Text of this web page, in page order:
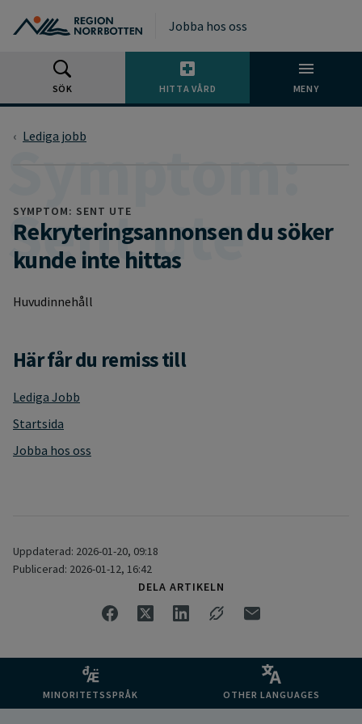
Jobba hos oss
SÖK HITTA VÅRD MENY
Lediga jobb
SYMPTOM: SENT UTE
Rekryteringsannonsen du söker
kunde inte hittas
Huvudinnehåll
Här får du remiss till
Lediga Jobb
Startsida
Jobba hos oss
Uppdaterad: 2026-01-20, 09:18
Publicerad: 2026-01-12, 16:42
DELA ARTIKELN
MINORITETSSPRÅK OTHER LANGUAGES